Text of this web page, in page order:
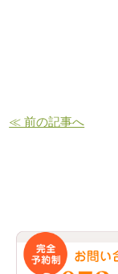
≪ 前の記事へ